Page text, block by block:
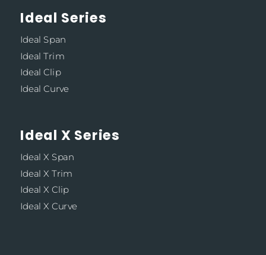
Ideal Series
Ideal Span
Ideal Trim
Ideal Clip
Ideal Curve
Ideal X Series
Ideal X Span
Ideal X Trim
Ideal X Clip
Ideal X Curve